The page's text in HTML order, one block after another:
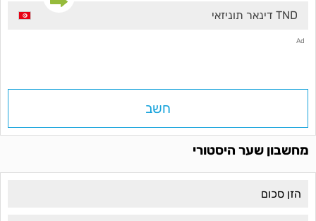
TND דינאר תוניזאי
Ad
חשב
מחשבון שער היסטורי